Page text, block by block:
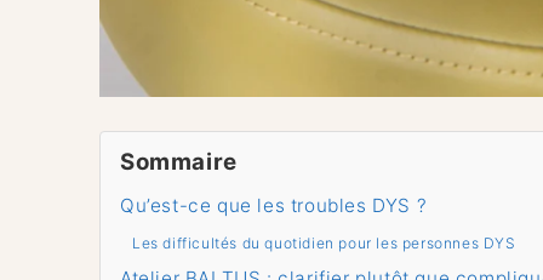
Sommaire
Qu’est-ce que les troubles DYS ?
Les difficultés du quotidien pour les personnes DYS